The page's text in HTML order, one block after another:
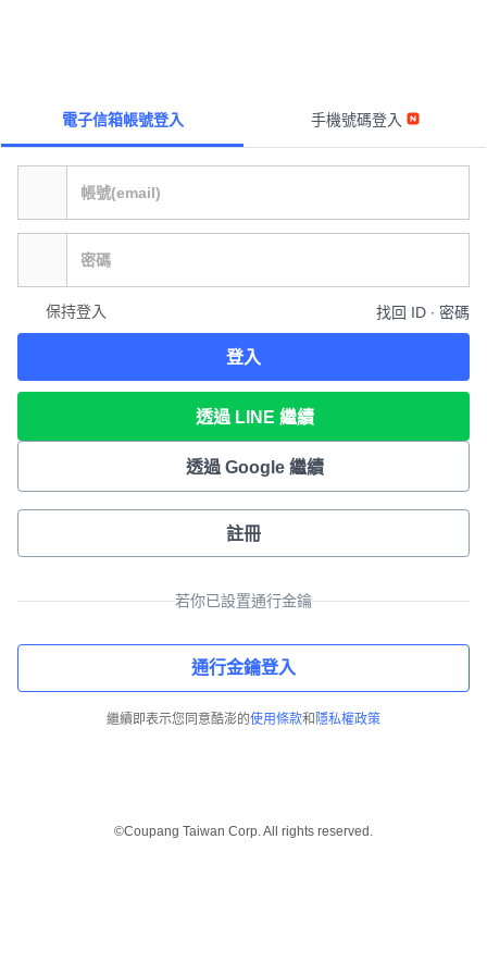
電子信箱帳號登入 手機號碼登入
保持登入 找回 ID ∙ 密碼
登入
透過 LINE 繼續
透過 Google 繼續
註冊
若你已設置通行金鑰
通行金鑰登入
繼續即表示您同意酷澎的使用條款和 隱私權政策
©Coupang Taiwan Corp. All rights reserved.